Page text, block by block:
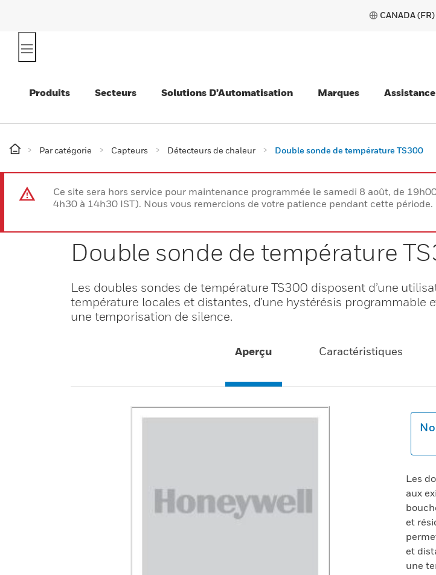
CANADA (FR)
Produits Secteurs Solutions D’Automatisation Marques Assistance
Par catégorie Capteurs Détecteurs de chaleur Double sonde de température TS300
Ce site sera hors service pour maintenance programmée le samedi 8 août, de
4h30 à 14h30 IST). Nous vous remercions de votre patience pendant cette période.
Double sonde de température
Les doubles sondes de température TS300 disposent d’une
température locales et distantes, d’une hystérésis programmable
une temporisation de silence.
Aperçu Caractéristiques
Les
aux
et
et
une